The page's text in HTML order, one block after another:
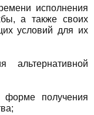
исполнения
а также своих
условий для их
альтернативной
форме получения